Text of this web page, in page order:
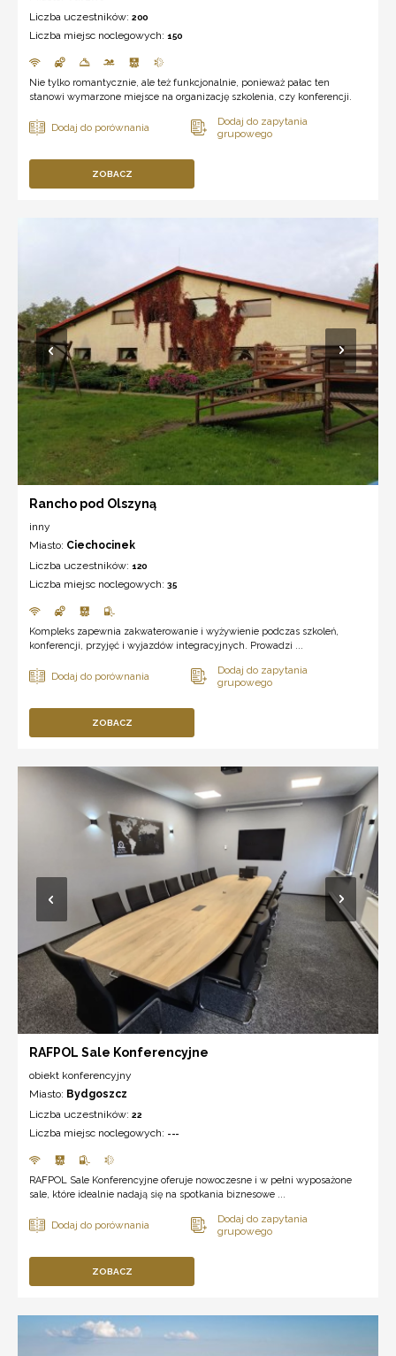
Liczba uczestników: 200
Liczba miejsc noclegowych: 150
Nie tylko romantycznie, ale też funkcjonalnie, ponieważ pałac ten
stanowi wymarzone miejsce na organizację szkolenia, czy konferencji.
ZOBACZ
Rancho pod Olszyną
inny
Miasto: Ciechocinek
Liczba uczestników: 120
Liczba miejsc noclegowych: 35
Kompleks zapewnia zakwaterowanie i wyżywienie podczas szkoleń,
konferencji, przyjęć i wyjazdów integracyjnych. Prowadzi ...
ZOBACZ
RAFPOL Sale Konferencyjne
obiekt konferencyjny
Miasto: Bydgoszcz
Liczba uczestników: 22
Liczba miejsc noclegowych: ---
RAFPOL Sale Konferencyjne oferuje nowoczesne i w pełni wyposażone
sale, które idealnie nadają się na spotkania biznesowe ...
ZOBACZ